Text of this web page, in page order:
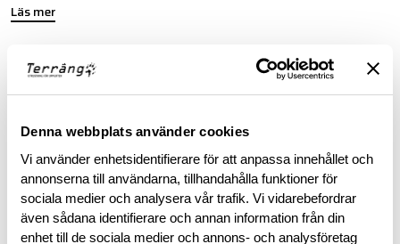
Denna webbplats använder cookies
Vi använder enhetsidentifierare för att anpassa innehållet och
annonserna till användarna, tillhandahålla funktioner för
sociala medier och analysera vår trafik. Vi vidarebefordrar
även sådana identifierare och annan information från din
enhet till de sociala medier och annons- och analysföretag
Läs mer
RECENSIONER
OM VARUMÄRKET